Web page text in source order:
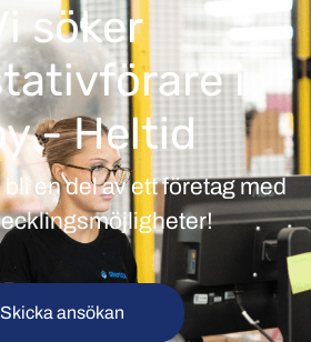
Vi söker
i
- Heltid
en del av ett företag med
Skicka ansökan